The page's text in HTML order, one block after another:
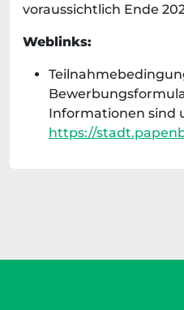
voraussichtlich Ende
Weblinks:
Informationen sind
https://